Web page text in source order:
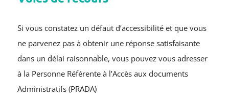
Si vous constatez un défaut d’accessibilité et que vous
ne parvenez pas à obtenir une réponse satisfaisante
dans un délai raisonnable, vous pouvez vous adresser
à la Personne Référente à l’Accès aux documents
Administratifs (PRADA)